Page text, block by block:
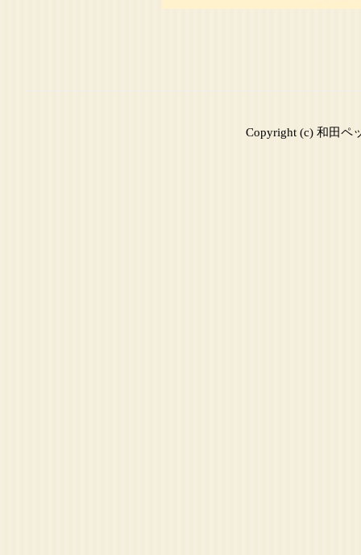
Copyright (c) 和田ペ